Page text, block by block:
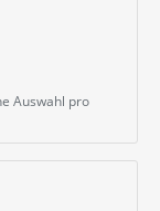
Auswahl pro